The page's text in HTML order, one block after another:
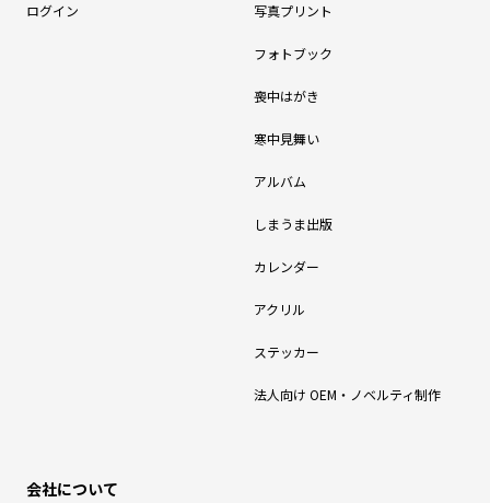
ログイン 写真プリント
フォトブック
喪中はがき
寒中見舞い
アルバム
しまうま出版
カレンダー
アクリル
ステッカー
法人向け OEM・ノベルティ制作
会社について